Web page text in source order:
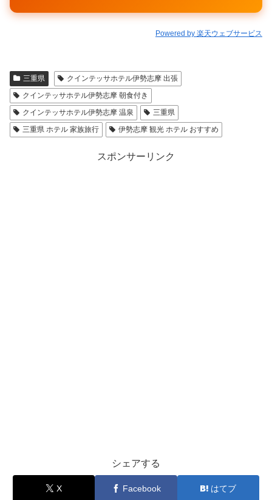
Powered by 楽天ウェブサービス
三重県
クインテッサホテル伊勢志摩 出張
クインテッサホテル伊勢志摩 朝食付き
クインテッサホテル伊勢志摩 温泉
三重県
三重県 ホテル 家族旅行
伊勢志摩 観光 ホテル おすすめ
スポンサーリンク
シェアする
X Facebook はてブ